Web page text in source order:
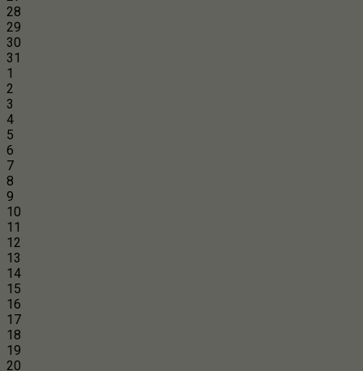
28
29
30
31
1
2
3
4
5
6
7
8
9
10
11
12
13
14
15
16
17
18
19
20